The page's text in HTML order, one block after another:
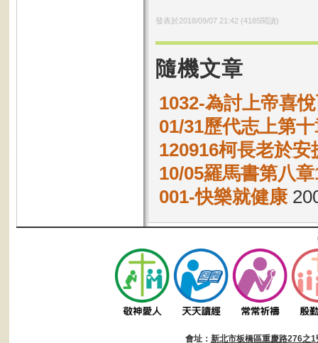
發表於2018/09/07 21:42 (4185閱讀)
隨機文章
1032-為討上帝喜
01/31歷代志上第
120916柯長老於
10/05羅馬書第八
001-快樂就健康
會址： 新北市板橋區重慶路276之1